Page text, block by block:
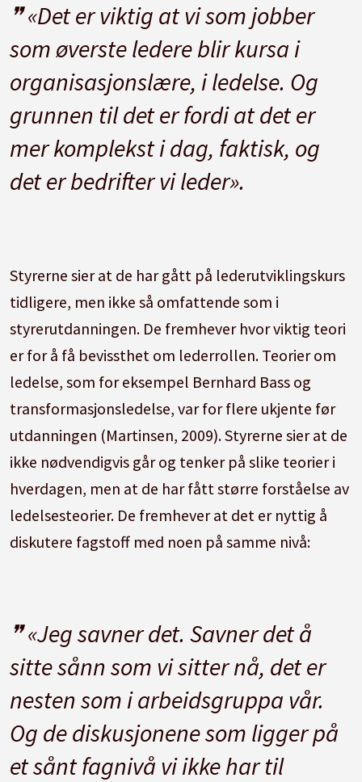
«Det er viktig at vi som jobber
som øverste ledere blir kursa i
organisasjonslære, i ledelse. Og
grunnen til det er fordi at det er
mer komplekst i dag, faktisk, og
det er bedrifter vi leder».
Styrerne sier at de har gått på lederutviklingskurs
tidligere, men ikke så omfattende som i
styrerutdanningen. De fremhever hvor viktig teori
er for å få bevissthet om lederrollen. Teorier om
ledelse, som for eksempel Bernhard Bass og
transformasjonsledelse, var for flere ukjente før
utdanningen (Martinsen, 2009). Styrerne sier at de
ikke nødvendigvis går og tenker på slike teorier i
hverdagen, men at de har fått større forståelse av
ledelsesteorier. De fremhever at det er nyttig å
diskutere fagstoff med noen på samme nivå:
«Jeg savner det. Savner det å
sitte sånn som vi sitter nå, det er
nesten som i arbeidsgruppa vår.
Og de diskusjonene som ligger på
et sånt fagnivå vi ikke har til